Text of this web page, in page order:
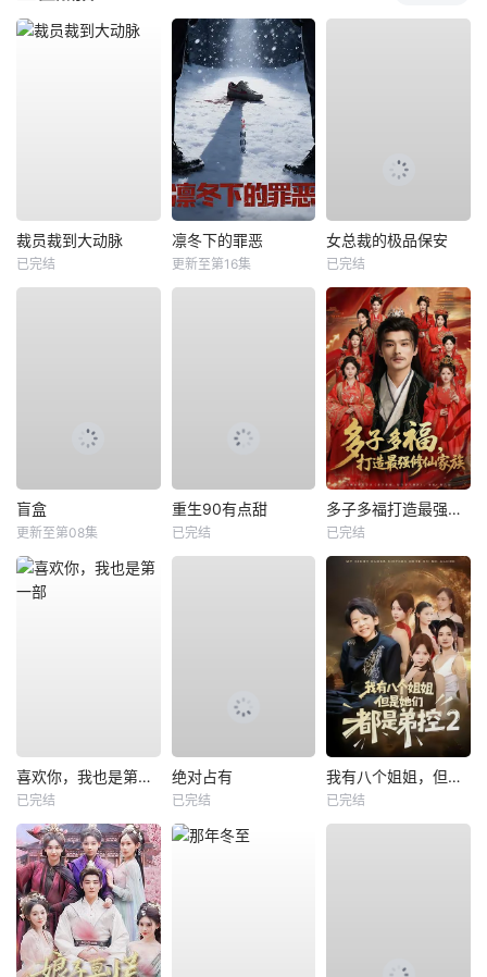
裁员裁到大动脉
已完结
凛冬下的罪恶
更新至第16集
女总裁的极品保安
已完结
盲盒
更新至第08集
重生90有点甜
已完结
多子多福打造最强修仙家族
已完结
喜欢你，我也是第一部
已完结
绝对占有
已完结
我有八个姐姐，但是他们都是弟控2
已完结